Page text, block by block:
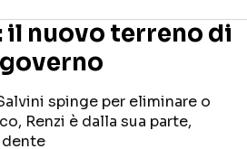
sui social
nuovo terreno di
spinge per eliminare o
Renzi è dalla sua parte,